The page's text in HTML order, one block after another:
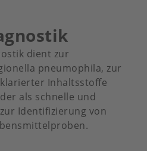
dient zur
pneumophila, zur
Inhaltsstoffe
als schnelle und
Identifizierung von